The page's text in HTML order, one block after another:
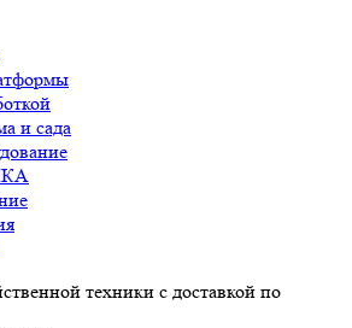
и сада
техники с доставкой по